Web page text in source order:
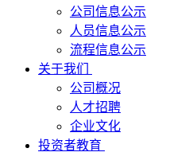
公司信息公示
人员信息公示
流程信息公示
关于我们
公司概况
人才招聘
企业文化
投资者教育